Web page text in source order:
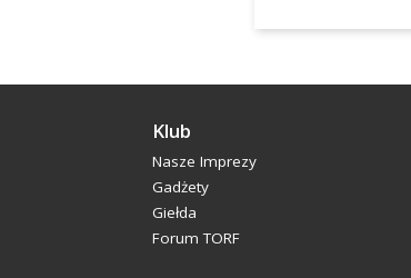
Klub
Nasze Imprezy
Gadżety
Giełda
Forum TORF